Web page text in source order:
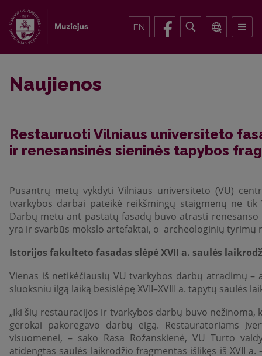
EN
Naujienos
Restauruoti Vilniaus universiteto
ir renesansinės sieninės tapybos
Pusantrų metų vykdyti Vilniaus universiteto (VU)
tvarkybos darbai pateikė reikšmingų staigmenų ne
Darbų metu ant pastatų fasadų buvo atrasti
yra ir svarbūs mokslo artefaktai, o archeologinių tyrimų
Istorijos fakulteto fasadas slėpė XVII a. saulės
Vienas iš netikėčiausių VU tvarkybos darbų atradimų
sluoksniu ilgą laiką besislėpę XVII–XVIII a. tapytų saulės
„Iki šių restauracijos ir tvarkybos darbų buvo
gerokai pakoregavo darbų eigą. Restauratoriams
visuomenei, – sako Rasa Rožanskienė, VU Turto
atidengtas saulės laikrodžio fragmentas išlikęs iš XVII